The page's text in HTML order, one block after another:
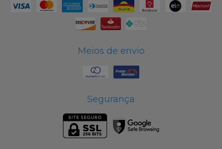
Meios de envio
Segurança